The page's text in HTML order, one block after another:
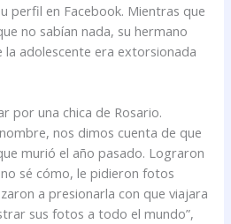
perfil en Facebook. Mientras que
no sabían nada, su hermano
adolescente era extorsionada
por una chica de Rosario.
nos dimos cuenta de que
murió el año pasado. Lograron
sé cómo, le pidieron fotos
a presionarla con que viajara
sus fotos a todo el mundo”,